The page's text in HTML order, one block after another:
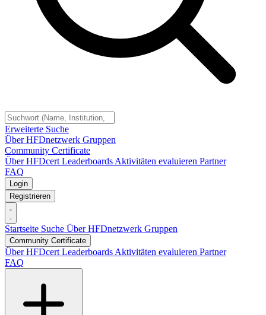
Erweiterte Suche
Über HFDnetzwerk Gruppen
Community Certificate
Über HFDcert Leaderboards Aktivitäten evaluieren Partner
FAQ
Login
Registrieren
Startseite Suche Über HFDnetzwerk Gruppen
Community Certificate
Über HFDcert Leaderboards Aktivitäten evaluieren Partner
FAQ